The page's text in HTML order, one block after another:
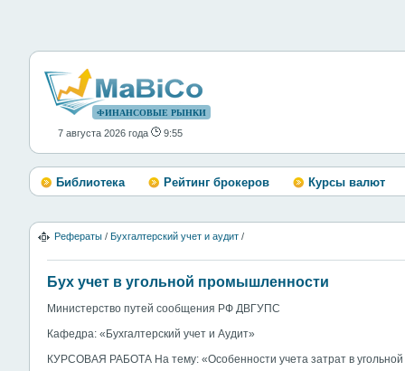
ФИНАНСОВЫЕ РЫНКИ
7 августа 2026 года 9:55
Библиотека Рейтинг брокеров Курсы валют
Рефераты / Бухгалтерский учет и аудит /
Бух учет в угольной промышленности
Министерство путей сообщения РФ ДВГУПС
Кафедра: «Бухгалтерский учет и Аудит»
КУРСОВАЯ РАБОТА На тему: «Особенности учета затрат в